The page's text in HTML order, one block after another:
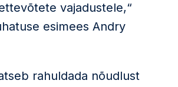
vajadustele,“
esimees Andry
rahuldada nõudlust